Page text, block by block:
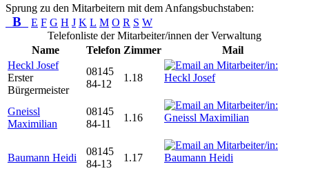
Sprung zu den Mitarbeitern mit dem Anfangsbuchstaben:
B E F G H J K L M O R S W
Telefonliste der Mitarbeiter/innen der Verwaltung
Name
Telefon Zimmer
Mail
Heckl Josef
Erster
Bürgermeister
08145
84-12
1.18
Gneissl
Maximilian
08145
84-11
1.16
Baumann Heidi
08145
84-13
1.17